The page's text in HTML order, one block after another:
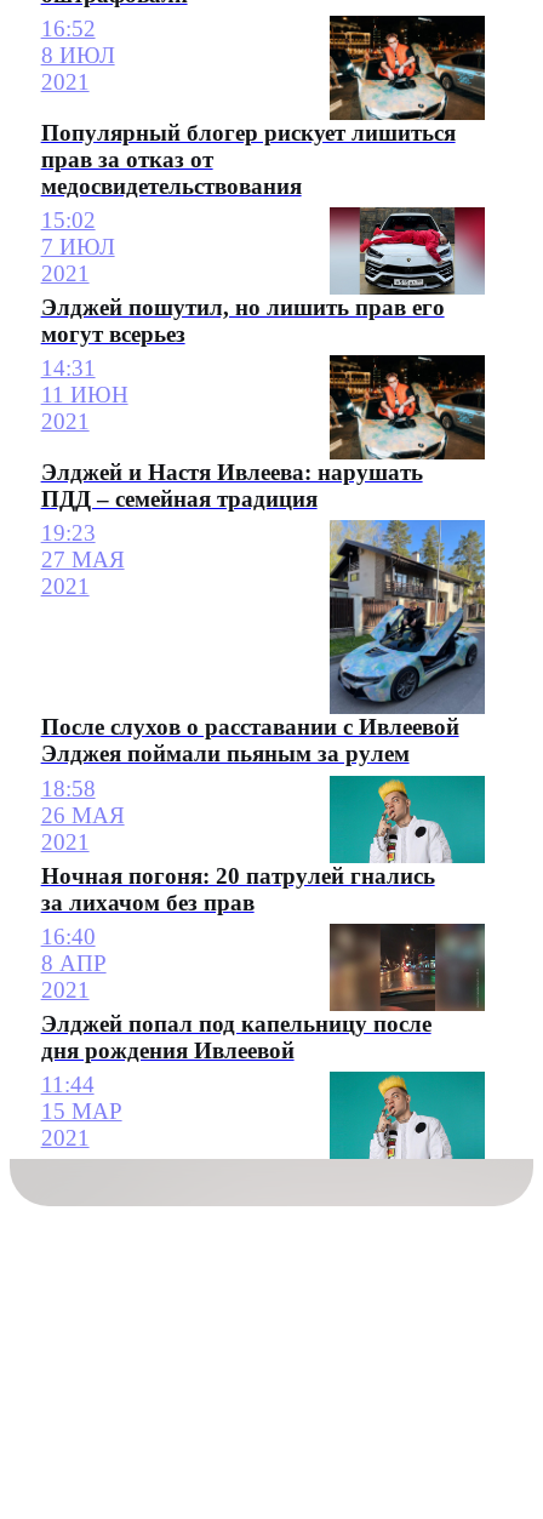
16:52
8 ИЮЛ
2021
Популярный блогер рискует лишиться
прав за отказ от
медосвидетельствования
15:02
7 ИЮЛ
2021
Элджей пошутил, но лишить прав его
могут всерьез
14:31
11 ИЮН
2021
Элджей и Настя Ивлеева: нарушать
ПДД – семейная традиция
19:23
27 МАЯ
2021
После слухов о расставании с Ивлеевой
Элджея поймали пьяным за рулем
18:58
26 МАЯ
2021
Ночная погоня: 20 патрулей гнались
за лихачом без прав
16:40
8 АПР
2021
Элджей попал под капельницу после
дня рождения Ивлеевой
11:44
15 МАР
2021